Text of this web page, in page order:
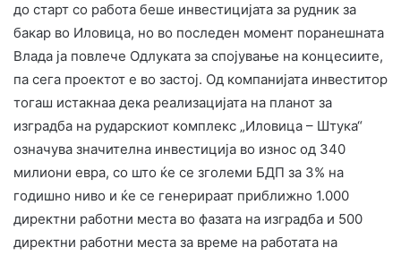
до старт со работа беше инвестицијата за рудник за
бакар во Иловица, но во последен момент поранешната
Влада ја повлече Одлуката за спојување на концесиите,
па сега проектот е во застој. Од компанијата инвеститор
тогаш истакнаа дека реализацијата на планот за
изградба на рударскиот комплекс „Иловица – Штука“
означува значителна инвестиција во износ од 340
милиони евра, со што ќе се зголеми БДП за 3% на
годишно ниво и ќе се генерираат приближно 1.000
директни работни места во фазата на изградба и 500
директни работни места за време на работата на